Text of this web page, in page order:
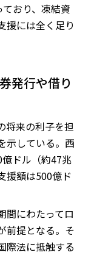
おり、凍結資
援には全く足り
発行や借り
将来の利子を担
示している。西
ドル（約47兆
援額は500億ド
間にわたってロ
前提となる。そ
際法に抵触する